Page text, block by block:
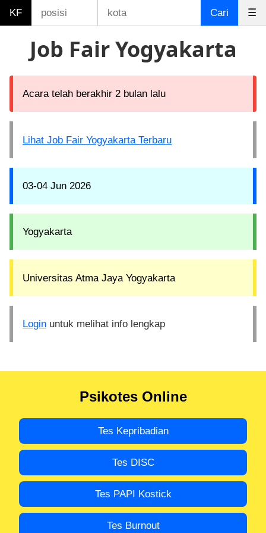
KF ☰
Cari
Job Fair Yogyakarta
Acara telah berakhir 2 bulan lalu
Lihat Job Fair Yogyakarta Terbaru
03-04 Jun 2026
Yogyakarta
Universitas Atma Jaya Yogyakarta
Login untuk melihat info lengkap
Psikotes Online
Tes Kepribadian
Tes DISC
Tes PAPI Kostick
Tes Burnout